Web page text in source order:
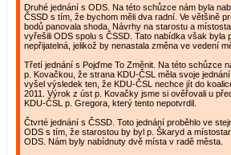
Druhé jednání s ODS. Na této schůzce nám byla
ČSSD s tím, že bychom měli dva radní. Ve většině
bodů panovala shoda. Návrhy na starostu a
vyřešili ODS spolu s ČSSD. Tato nabídka však byla
nepřijatelná, jelikož by nenastala změna ve vedení
Třetí jednání s Pojďme To Změnit. Na této schůzce
p. Kovačkou, že strana KDU-ČSL měla svoje
vyšel výsledek ten, že KDU-ČSL nechce jít do
2011. Výrok z úst p. Kovačky jsme si ověřovali u
KDU-ČSL p. Gregora, který tento nepotvrdil.
Čtvrté jednání s ČSSD. Toto jednání proběhlo ve
ODS s tím, že starostou by byl p. Škaryd a
ODS. Nám byly nabídnuty dvě místa v radě města.